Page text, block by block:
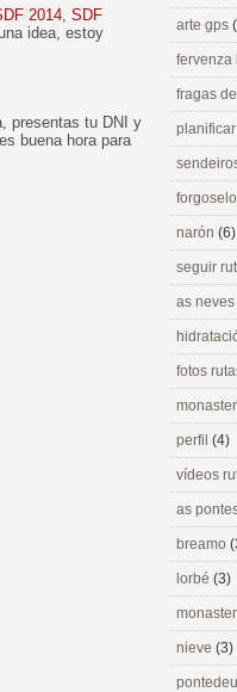
2014, SDF
idea, estoy
presentas tu DNI y
buena hora para
arte gps
fervenza
fragas
forgoselo
narón (6)
seguir
as neves
fotos
perfil (4)
vídeos
as
breamo
lorbé (3)
nieve (3)